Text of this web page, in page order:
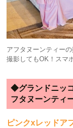
アフタヌーンティー
撮影してもOK！スマ
◆グランドニッ
フタヌーンティ
ピンクxレッドア